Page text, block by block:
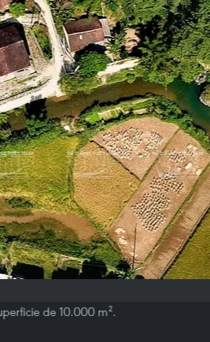
de 10.000 m².